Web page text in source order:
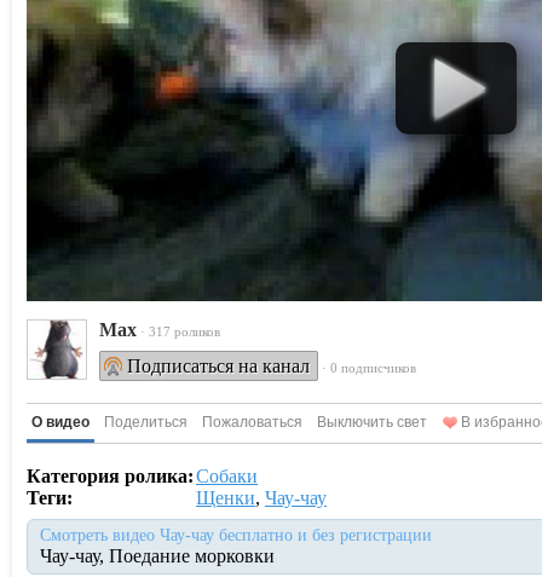
Max · 317 роликов
Подписаться на канал · 0 подписчиков
О видео Поделиться Пожаловаться Выключить свет В
Категория ролика:Собаки
Теги:
Щенки, Чау-чау
Смотреть видео Чау-чау бесплатно и без регистрации
Чау-чау, Поедание морковки